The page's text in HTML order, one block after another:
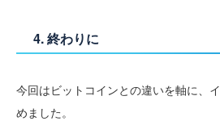
4. 終わりに
今回はビットコインとの違いを軸に、
めました。